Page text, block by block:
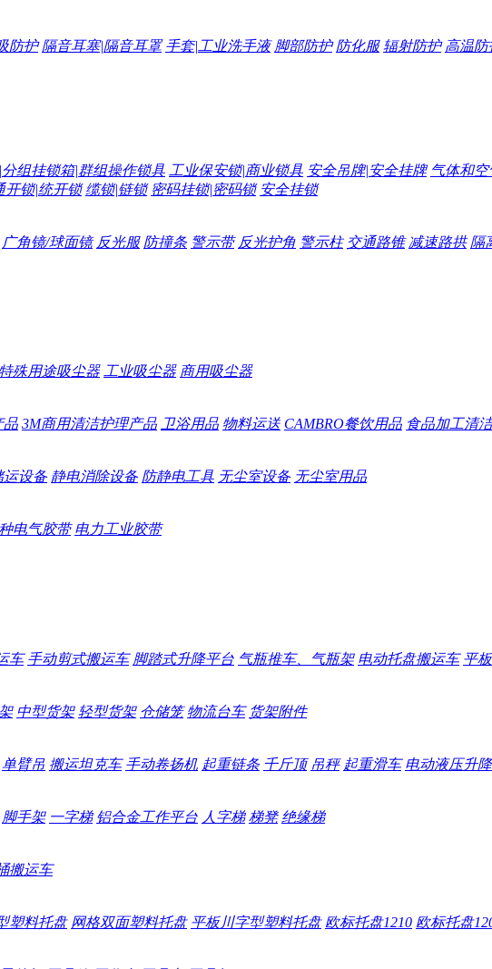
防护 隔音耳塞|隔音耳罩 手套|工业洗手液 脚部防护 防化服 辐射防护 高温防
组挂锁箱|群组操作锁具 工业保安锁|商业锁具 安全吊牌|安全挂牌 气体和
开锁|统开锁 缆锁|链锁 密码挂锁|密码锁 安全挂锁
广角镜/球面镜 反光服 防撞条 警示带 反光护角 警示柱 交通路锥 减速路拱 隔
特殊用途吸尘器 工业吸尘器 商用吸尘器
品 3M商用清洁护理产品 卫浴用品 物料运送 CAMBRO餐饮用品 食品加工清洁
运设备 静电消除设备 防静电工具 无尘室设备 无尘室用品
电气胶带 电力工业胶带
车 手动剪式搬运车 脚踏式升降平台 气瓶推车、气瓶架 电动托盘搬运车 平
中型货架 轻型货架 仓储笼 物流台车 货架附件
单臂吊 搬运坦克车 手动卷扬机 起重链条 千斤顶 吊秤 起重滑车 电动液压升
脚手架 一字梯 铝合金工作平台 人字梯 梯凳 绝缘梯
搬运车
塑料托盘 网格双面塑料托盘 平板川字型塑料托盘 欧标托盘1210 欧标托盘